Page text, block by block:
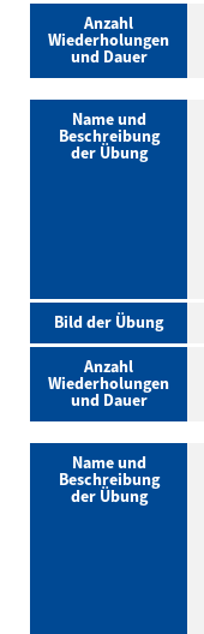
Anzahl
Wiederholungen
und Dauer
Name und
Beschreibung
der Übung
Bild der Übung
Anzahl
Wiederholungen
und Dauer
Name und
Beschreibung
der Übung